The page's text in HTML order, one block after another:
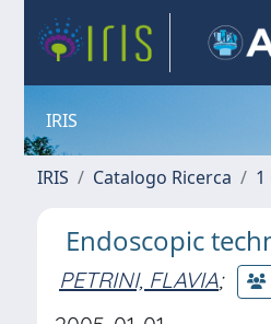
IRIS
IRIS Catalogo Ricerca 1
Endoscopic
PETRINI, FLAVIA;